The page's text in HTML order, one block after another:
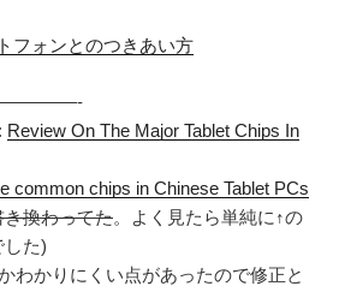
フォンとのつきあい方
Review On The Major Tablet Chips In
common chips in Chinese Tablet PCs
き換わってた。よく見たら単純に↑の
した)
わかりにくい点があったので修正と